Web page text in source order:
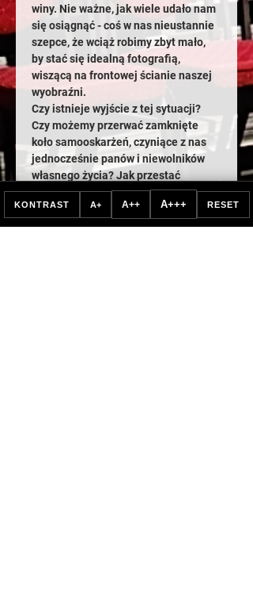
winy. Nie ważne, jak wiele udało nam
się osiągnąć - coś w nas nieustannie
szepce, że wciąż robimy zbyt mało,
by stać się idealną fotografią,
wiszącą na frontowej ścianie naszej
wyobraźni.
Czy istnieje wyjście z tej sytuacji?
Czy możemy przerwać zamknięte
koło samooskarżeń, czyniące z nas
jednocześnie panów i niewolników
własnego życia? Jak przestać
odczuwać drażniące ćmienie
wewnętrznej presji, odbierające nam
radość swobodnej ekspresji?
KONTRAST A+ A++ A+++ RESET